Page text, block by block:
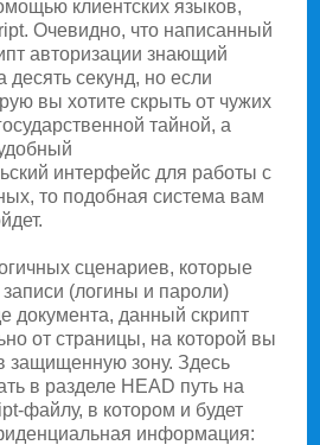
клиентских языков,
Очевидно, что написанный
авторизации знающий
десять секунд, но если
вы хотите скрыть от чужих
тайной, а
интерфейс для работы с
то подобная система вам
сценариев, которые
(логины и пароли)
документа, данный скрипт
от страницы, на которой вы
защищенную зону. Здесь
в разделе HEAD путь на
файлу, в котором и будет
информация: